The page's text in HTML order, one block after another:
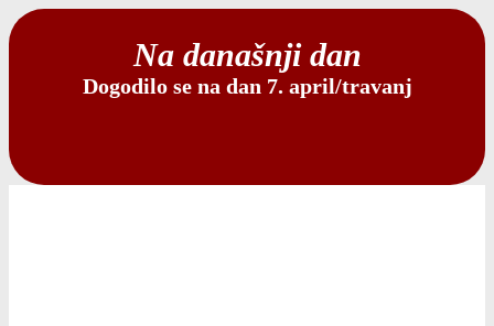
Na današnji dan
Dogodilo se na dan 7. april/travanj